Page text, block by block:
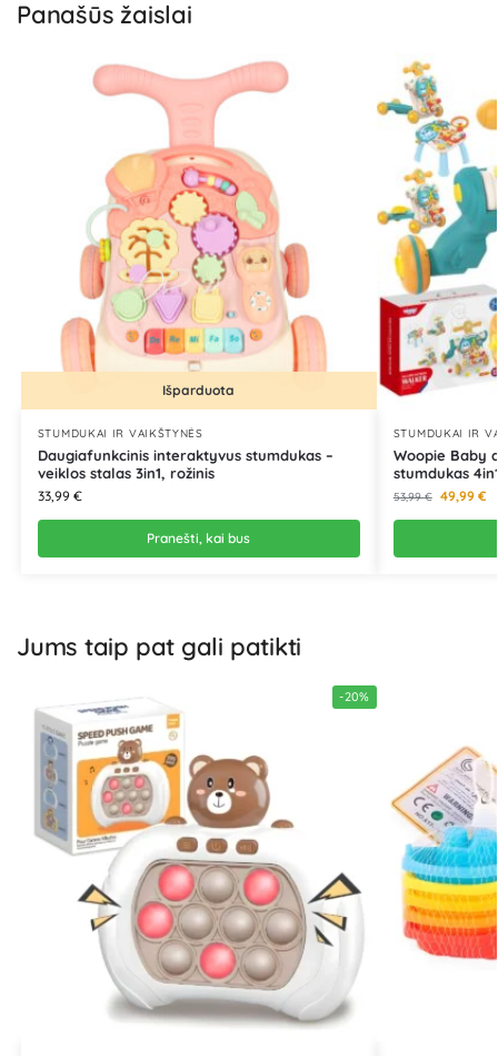
Panašūs žaislai
Išparduota
STUMDUKAI IR VAIKŠTYNĖS
Daugiafunkcinis interaktyvus stumdukas –
veiklos stalas 3in1, rožinis
33,99 €
Pranešti, kai bus
STUMDUKAI IR
Woopie Baby
stumdukas
53,99€ 49,99 €
Jums taip pat gali patikti
-20%